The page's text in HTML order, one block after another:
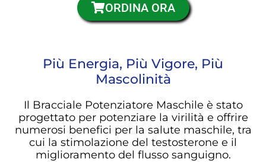
ORDINA ORA
Più Energia, Più Vigore, Più
Mascolinità
Il Bracciale Potenziatore Maschile è stato
progettato per potenziare la virilità e offrire
numerosi benefici per la salute maschile, tra
cui la stimolazione del testosterone e il
miglioramento del flusso sanguigno.